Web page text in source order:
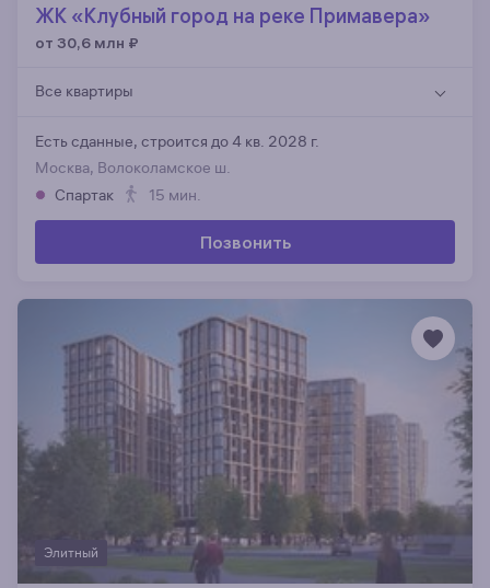
ЖК «Клубный город на реке Примавера»
от 30,6 млн ₽
Все квартиры
Есть сданные, строится до 4 кв. 2028 г.
Москва, Волоколамское ш.
Спартак
15 мин.
Позвонить
Элитный